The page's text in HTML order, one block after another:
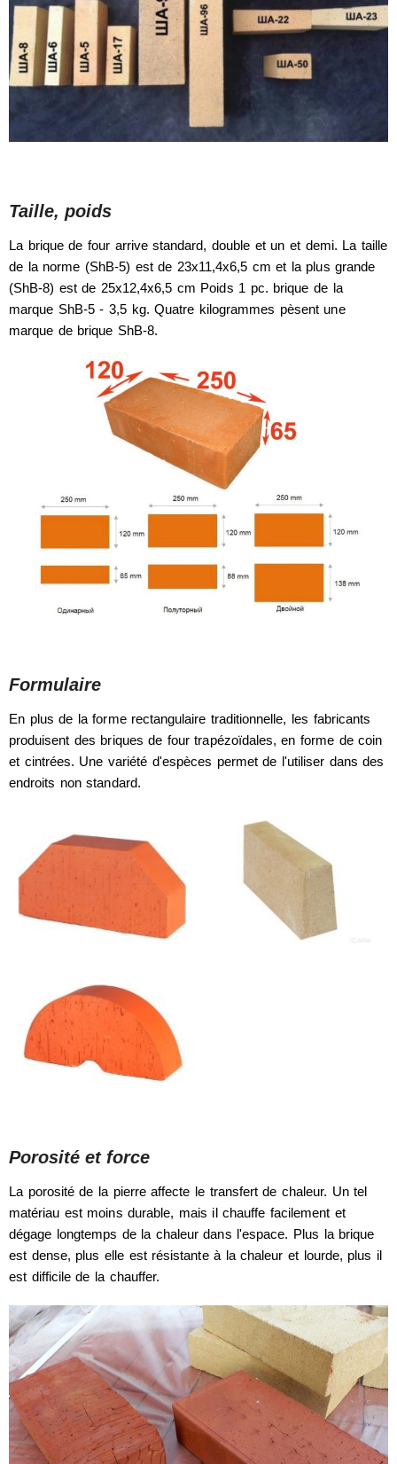
Taille, poids
La brique de four arrive standard, double et un et demi. La taille
de la norme (ShB-5) est de 23x11,4x6,5 cm et la plus grande
(ShB-8) est de 25x12,4x6,5 cm Poids 1 pc. brique de la
marque ShB-5 - 3,5 kg. Quatre kilogrammes pèsent une
marque de brique ShB-8.
Formulaire
En plus de la forme rectangulaire traditionnelle, les fabricants
produisent des briques de four trapézoïdales, en forme de coin
et cintrées. Une variété d'espèces permet de l'utiliser dans des
endroits non standard.
Porosité et force
La porosité de la pierre affecte le transfert de chaleur. Un tel
matériau est moins durable, mais il chauffe facilement et
dégage longtemps de la chaleur dans l'espace. Plus la brique
est dense, plus elle est résistante à la chaleur et lourde, plus il
est difficile de la chauffer.